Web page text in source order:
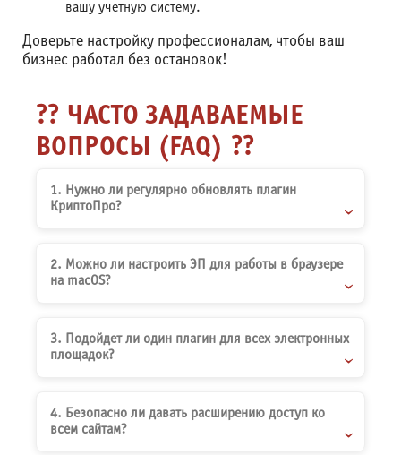
вашу учетную систему.
Доверьте настройку профессионалам, чтобы ваш
бизнес работал без остановок!
? ЧАСТО ЗАДАВАЕМЫЕ
ВОПРОСЫ (FAQ) ?
1. Нужно ли регулярно обновлять плагин
КриптоПро?
2. Можно ли настроить ЭП для работы в браузере
на macOS?
3. Подойдет ли один плагин для всех электронных
площадок?
4. Безопасно ли давать расширению доступ ко
всем сайтам?